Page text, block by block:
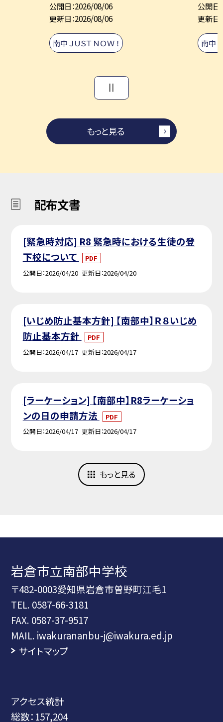
公開日 2026/08/06
更新日 2026/08/06
南中 ＪＵＳＴ ＮＯＷ ！
公開日
更新日
南中
もっと見る
配布文書
[緊急時対応] R8 緊急時における生徒の登
下校について
PDF
公開日 2026/04/20 更新日 2026/04/20
[いじめ防止基本方針] 【南部中】Ｒ８いじめ
防止基本方針
PDF
公開日 2026/04/17 更新日 2026/04/17
[ラーケーション] 【南部中】R8ラーケーショ
ンの日の申請方法
PDF
公開日 2026/04/17 更新日 2026/04/17
もっと見る
岩倉市立南部中学校
〒482-0003愛知県岩倉市曽野町江毛1
TEL. 0587-66-3181
FAX. 0587-37-9517
MAIL. iwakurananbu-j@iwakura.ed.jp
サイトマップ
アクセス統計
総数： 157,204